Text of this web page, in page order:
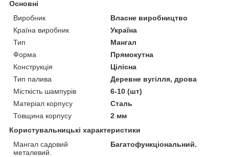
Основні
Виробник
Власне виробництво
Країна виробник
Україна
Тип
Мангал
Форма
Прямокутна
Конструкція
Цілісна
Тип палива
Деревне вугілля, дрова
Місткість шампурів
6-10 (шт)
Матеріал корпусу
Сталь
Товщина корпусу
2 мм
Користувальницькі характеристики
Мангал садовий
металевий.
Багатофункціональний.